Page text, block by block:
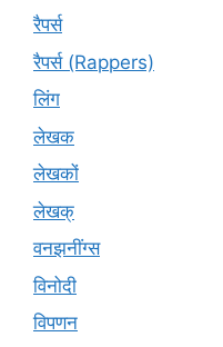
रैपर्स
रैपर्स (Rappers)
लिंग
लेखक
लेखकों
लेखक्
वनझनींग्स
विनोदी
विपणन